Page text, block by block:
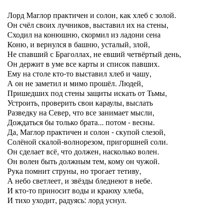
Лорд Маглор практичен и солон, как хлеб с золой.
Он счёл своих лучников, выставил их на стены,
Сходил на конюшню, скормил из ладони сена
Коню, и вернулся в башню, усталый, злой,
Не спавший с Браголлах, не евший четвёртый день,
Он держит в уме все карты и список павших.
Ему на столе кто-то выставил хлеб и чашу,
А он не заметил и мимо прошёл. Людей,
Пришедших под стены защиты искать от Тьмы,
Устроить, проверить свои караулы, выслать
Разведку на Север, что все занимает мысли,
Дождаться бы только брата... потом - весны.
Да, Маглор практичен и солон - скупой слезой,
Солёной скалой-волнорезом, пригоршней соли.
Он сделает всё, что должен, насколько волен.
Он волен быть должным тем, кому он чужой.
Рука помнит струны, но трогает тетиву,
А небо светлеет, и звёзды бледнеют в небе.
И кто-то приносит воды и краюху хлеба,
И тихо уходит, радуясь: лорд уснул.